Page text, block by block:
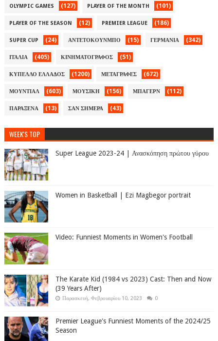
OLYMPIC GAMES (127) PLAYER OF THE MONTH (101)
PLAYER OF THE SEASON (12) PREMIER LEAGUE (186)
SUPER CUP (24) ΑΝΤΕΤΟΚΟΥΝΜΠΟ (15) ΓΕΡΜΑΝΙΑ (342)
ΙΤΑΛΙΑ (405) ΚΙΝΗΜΑΤΟΓΡΑΦΟΣ (51)
ΚΥΠΕΛΛΟ ΕΛΛΑΔΟΣ (1200) ΜΕΤΑΓΡΑΦΕΣ (672)
ΜΟΥΝΤΙΑΛ (603) ΜΟΥΣΙΚΗ (156) ΜΠΑΓΕΡΝ (112)
ΠΑΡΑΞΕΝΑ (13) ΣΑΝ ΣΗΜΕΡΑ (43)
WEEK'S TOP
Super League 2023-24 | Ανασκόπηση πρώτου γύρου
Women in Basketball | Ezi Magbegor portrait
Video: Funniest Moments in Women's Football
The Karate Kid (1984 vs 2023) Cast: Then and Now
(39 Years After)
Παρασκευή, Φεβρουαρίου 10, 2023 0
Premier League's Funniest Moments of the 2024/25
Season